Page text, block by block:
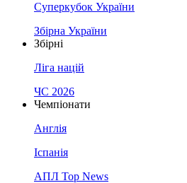
Суперкубок України
Збірна України
Збірні
Ліга націй
ЧС 2026
Чемпіонати
Англія
Іспанія
АПЛ Top News